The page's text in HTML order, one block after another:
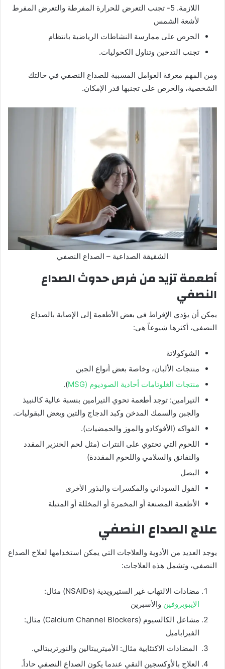
اللازمة. 5- تجنب التعرض للحرارة المفرطة والتعرض المفرط
لأشعة الشمس
الحرص على ممارسة النشاطات الرياضية بانتظام
تجنب التدخين وتناول الكحوليات.
ومن المهم معرفة العوامل المسببة للصداع النصفي في حالتك
الشخصية، والحرص على تجنبها قدر الإمكان.
الشقيقة الصداعية – الصداع النصفي
أطعمة تزيد من فرص حدوث الصداع
النصفي
يمكن أن يؤدي الإفراط في بعض الأطعمة إلى الإصابة بالصداع
النصفي، أكثرها شيوعاً هي:
الشوكولاتة
منتجات الألبان، وخاصة بعض أنواع الجبن
منتجات الغلوتامات أحادية الصوديوم (MSG
).
التيرامين: توجد أطعمة تحوي التيرامين بنسبة عالية كالنبيذ
والجبن والسمك المدخن وكبد الدجاج والتين وبعض البقوليات.
الفواكه (الأفوكادو والموز والحمضيات).
اللحوم التي تحتوي على النترات (مثل لحم الخنزير المقدد
والنقانق والسلامي واللحوم المقددة)
البصل
الفول السوداني والمكسرات والبذور الأخرى
الأطعمة المصنعة أو المخمرة أو المخللة أو المتبلة
علاج الصداع النصفي
يوجد العديد من الأدوية والعلاجات التي يمكن استخدامها لعلاج الصداع
النصفي، وتشمل هذه العلاجات:
مضادات الالتهاب غير الستيرويدية (NSAIDs) مثال:
الإيبوبروفين والأسبرين
مشاعل الكالسيوم (Calcium Channel Blockers) مثال:
الفيراباميل
المضادات الاكتئابية مثال: الأميتريبتالين والنورتريبتالي.
العلاج بالأوكسجين النقي عندما يكون الصداع النصفي حاداً.